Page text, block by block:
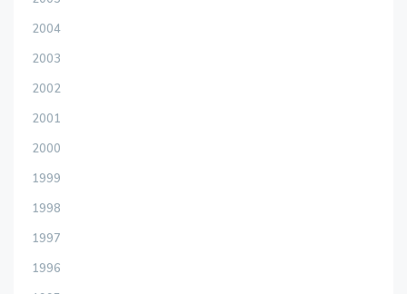
2004
2003
2002
2001
2000
1999
1998
1997
1996